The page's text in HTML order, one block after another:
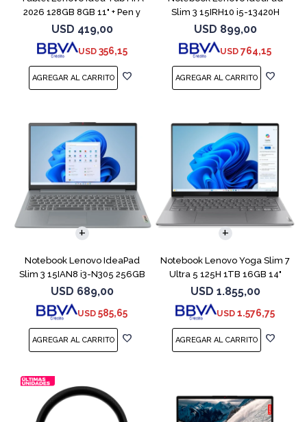
2026 128GB 8GB 11" + Pen y
Funda
USD 419,00
USD 356,15
Slim 3 15IRH10 i5-13420H
512GB 8GB G
USD 899,00
USD 764,15
Notebook Lenovo IdeaPad
Slim 3 15IAN8 i3-N305 256GB
8GB 15.6
USD 689,00
USD 585,65
COMPARAR
Notebook Lenovo Yoga Slim 7
Ultra 5 125H 1TB 16GB 14"
Gray
USD 1.855,00
USD 1.576,75
COMPARAR